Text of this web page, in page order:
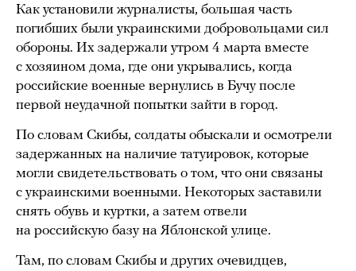
Как установили журналисты, большая часть
погибших были украинскими добровольцами сил
обороны. Их задержали утром 4 марта вместе
с хозяином дома, где они укрывались, когда
российские военные вернулись в Бучу после
первой неудачной попытки зайти в город.
По словам Скибы, солдаты обыскали и осмотрели
задержанных на наличие татуировок, которые
могли свидетельствовать о том, что они связаны
с украинскими военными. Некоторых заставили
снять обувь и куртки, а затем отвели
на российскую базу на Яблонской улице.
Там, по словам Скибы и других очевидцев,